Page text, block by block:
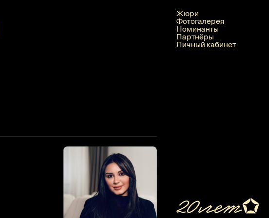
Жюри
Фотогалерея
Номинанты
Партнёры
Личный кабинет